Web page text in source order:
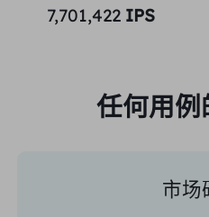
7,701,422 IPS
任何用
市场